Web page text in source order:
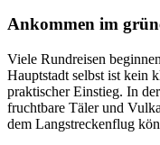
Ankommen im
Viele Rundreisen
Hauptstadt selbst ist kein
praktischer Einstieg. In
fruchtbare Täler und
dem Langstreckenflug